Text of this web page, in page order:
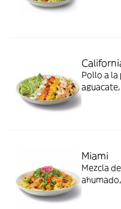
Pollo a la
Miami
Mezcla